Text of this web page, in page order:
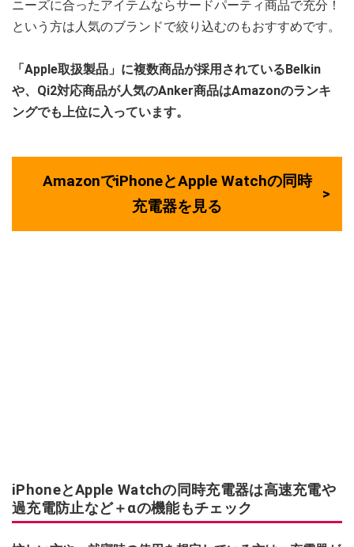
ニーズに合ったアイテムならサードパーティ商品で充分！
という方は人気のブランドで絞り込むのもおすすめです。
「Apple取扱製品」に複数商品が採用されているBelkin
や、Qi2対応商品が人気のAnker商品はAmazonのランキ
ングでも上位に入っています。
AmazonでiPhoneとApple Watchの同時
充電器を見る
iPhoneとApple Watchの同時充電器は高速充電や
過充電防止など＋αの機能もチェック